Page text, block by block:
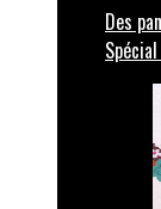
Des